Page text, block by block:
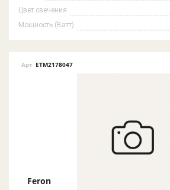
Цвет свечения
Мощность (Ватт)
Арт ETM2178047
Feron